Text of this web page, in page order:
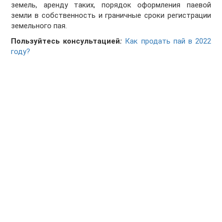
земель, аренду таких, порядок оформления паевой
земли в собственность и граничные сроки регистрации
земельного пая.
Пользуйтесь консультацией: Как продать пай в 2022
году?